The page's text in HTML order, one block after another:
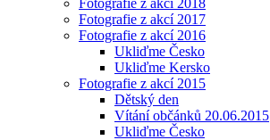
Fotografie z akcí 2018
Fotografie z akcí 2017
Fotografie z akcí 2016
Ukliďme Česko
Ukliďme Kersko
Fotografie z akcí 2015
Dětský den
Vítání občánků 20.06.2015
Ukliďme Česko